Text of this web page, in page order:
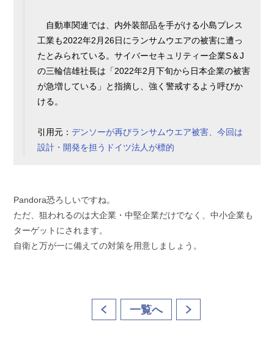
自動車関連では、内外装部品を手がける小島プレス
工業も2022年2月26日にランサムウエアの被害に遭っ
たとみられている。サイバーセキュリティー企業S＆J
の三輪信雄社長は「2022年2月下旬から日本企業の被害
が急増している」と指摘し、強く警戒するよう呼びか
ける。
引用元：デンソーが再びランサムウエア被害、今回は
設計・開発を担うドイツ法人が標的
Pandora恐ろしいですね。
ただ、狙われるのは大企業・中堅企業だけでなく、中小企業も
ターゲットにされます。
自衛と万が一に備えての対策を用意しましょう。
一覧へ